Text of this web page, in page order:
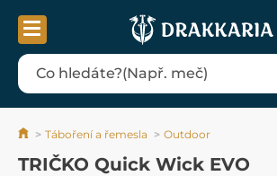
Táboření a řemesla Outdoor
TRIČKO Quick Wick EVO